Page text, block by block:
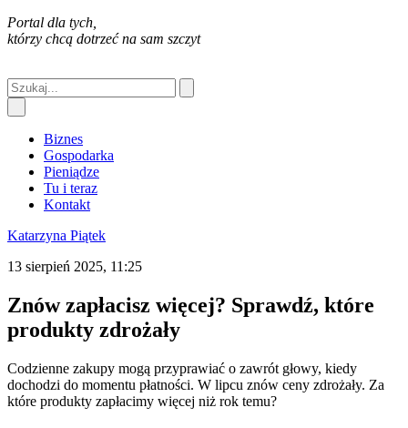
Portal dla tych,
którzy chcą dotrzeć na sam szczyt
Biznes
Gospodarka
Pieniądze
Tu i teraz
Kontakt
Katarzyna Piątek
13 sierpień 2025, 11:25
Znów zapłacisz więcej? Sprawdź, które
produkty zdrożały
Codzienne zakupy mogą przyprawiać o zawrót głowy, kiedy
dochodzi do momentu płatności. W lipcu znów ceny zdrożały. Za
które produkty zapłacimy więcej niż rok temu?